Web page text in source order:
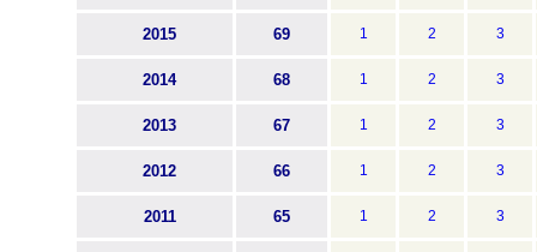
2015 69 1 2 3
2014 68 1 2 3
2013 67 1 2 3
2012 66 1 2 3
2011 65 1 2 3